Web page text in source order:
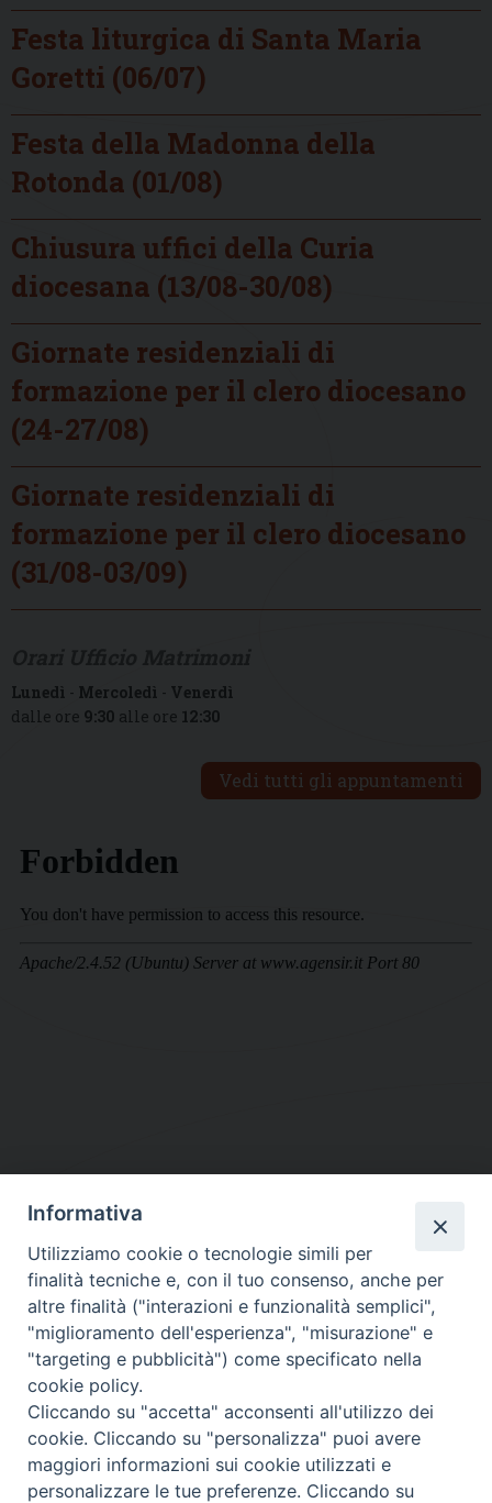
Festa liturgica di Santa Maria
Goretti (06/07)
Festa della Madonna della
Rotonda (01/08)
Chiusura uffici della Curia
diocesana (13/08-30/08)
Giornate residenziali di
formazione per il clero diocesano
(24-27/08)
Giornate residenziali di
formazione per il clero diocesano
(31/08-03/09)
Lunedì - Mercoledì - Venerdì
dalle ore 9:30 alle ore 12:30
Vedi tutti gli appuntamenti
DIOCESI SUBURBICARIA DI ALBANO
Contatti:Tel.: 06.93268401 - Fax.: 06.9323844
E-mail:curia@diocesidialbano.it
Orari: dal Lunedì al Venerdì Ore: 9:00 - 13:00
Lunedì, Mercoledì e Venerdì, Ore 9:30 - 12:30
Informativa
Utilizziamo cookie o tecnologie simili per
finalità tecniche e, con il tuo consenso, anche per
altre finalità ("interazioni e funzionalità semplici",
"miglioramento dell'esperienza", "misurazione" e
"targeting e pubblicità") come specificato nella
cookie policy.
Cliccando su "accetta" acconsenti all'utilizzo dei
cookie. Cliccando su "personalizza" puoi avere
maggiori informazioni sui cookie utilizzati e
personalizzare le tue preferenze. Cliccando su